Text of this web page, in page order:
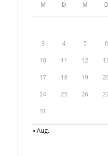
M D M D
3 4 5 6
10 11 12
17 18 19
24 25 26
31
« Aug.